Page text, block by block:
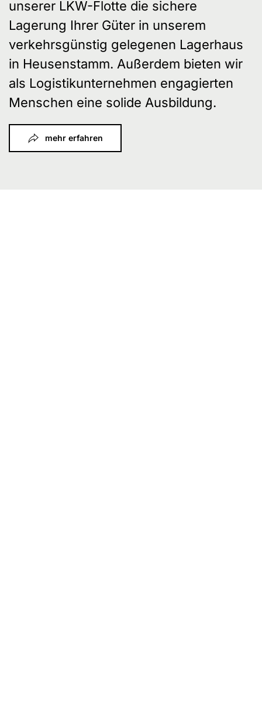
unserer LKW-Flotte die sichere
Lagerung Ihrer Güter in unserem
verkehrsgünstig gelegenen Lagerhaus
in Heusenstamm. Außerdem bieten wir
als Logistikunternehmen engagierten
Menschen eine solide Ausbildung.
mehr erfahren